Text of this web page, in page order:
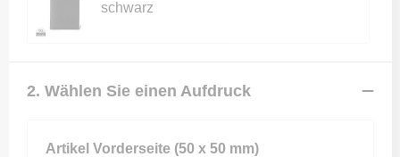
schwarz
2. Wählen Sie einen Aufdruck
Artikel Vorderseite (50 x 50 mm)